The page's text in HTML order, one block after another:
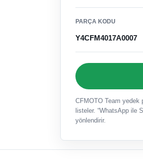
PARÇA KODU
Y4CFM4017A0007
CFMOTO Team yedek
listeler. “WhatsApp ile
yönlendirir.